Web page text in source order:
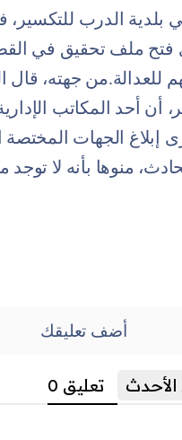
الدرب للتكسير،
فتح ملف تحقيق في
للعدالة.من جهته، قال
أن أحد المكاتب
إبلاغ الجهات
منوها بأنه لا
أضف تعليقك